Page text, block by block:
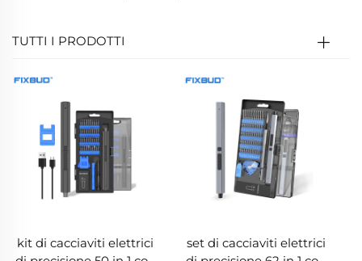
TUTTI I PRODOTTI
kit di cacciaviti elettrici
set di cacciaviti elettrici